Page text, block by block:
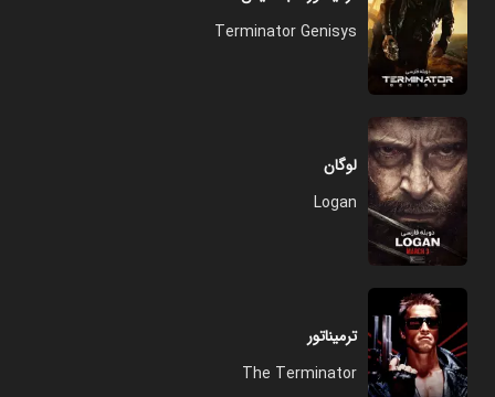
Terminator Genisys
لوگان
Logan
ترمیناتور
The Terminator